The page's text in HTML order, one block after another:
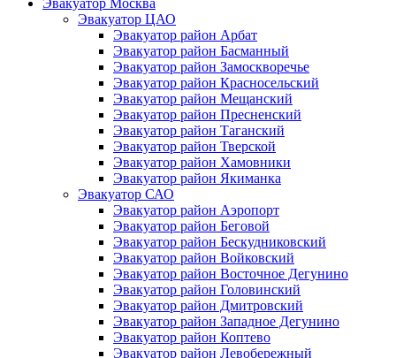
Эвакуатор Москва
Эвакуатор ЦАО
Эвакуатор район Арбат
Эвакуатор район Басманный
Эвакуатор район Замоскворечье
Эвакуатор район Красносельский
Эвакуатор район Мещанский
Эвакуатор район Пресненский
Эвакуатор район Таганский
Эвакуатор район Тверской
Эвакуатор район Хамовники
Эвакуатор район Якиманка
Эвакуатор САО
Эвакуатор район Аэропорт
Эвакуатор район Беговой
Эвакуатор район Бескудниковский
Эвакуатор район Войковский
Эвакуатор район Восточное Дегунино
Эвакуатор район Головинский
Эвакуатор район Дмитровский
Эвакуатор район Западное Дегунино
Эвакуатор район Коптево
Эвакуатор район Левобережный